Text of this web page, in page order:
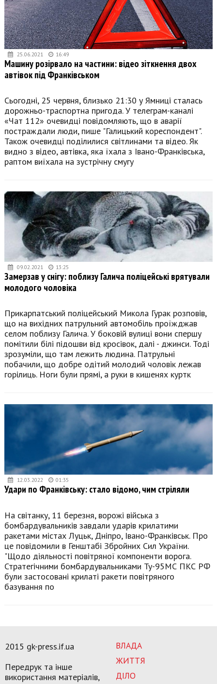
25.06.2021 16:49
Машину розірвало на частини: відео зіткнення двох
автівок під Франківськом
Сьогодні, 25 червня, близько 21:30 у Ямниці сталась
дорожньо-траспортна пригода. У телеграм-каналі
«Чат 112» очевидці повідомляють, що в аварії
постраждали люди, пише "Галицький кореспондент".
Також очевидці поділилися світлинами та відео. Як
видно з відео, автівка, яка їхала з Івано-Франківська,
раптом виїхала на зустрічну смугу
09.02.2021 13:25
Замерзав у снігу: поблизу Галича поліцейські врятували
молодого чоловіка
Прикарпатський поліцейський Микола Гурак розповів,
що на вихідних патрульний автомобіль проїжджав
селом поблизу Галича. У боковій вулиці вони спершу
помітили білі підошви від кросівок, далі - джинси. Тоді
зрозуміли, що там лежить людина. Патрульні
побачили, що добре одітий молодий чоловік лежав
горілиць. Ноги були прямі, а руки в кишенях куртк
12.03.2022 01:35
Удари по Франківську: стало відомо, чим стріляли
На світанку, 11 березня, ворожі війська з
бомбардувальників завдали ударів крилатими
ракетами містах Луцьк, Дніпро, Івано-Франківськ. Про
це повідомили в Генштабі Збройних Сил України.
"Щодо діяльності повітряної компоненти ворога.
Стратегічними бомбардувальниками Ту-95МС ПКС РФ
були застосовані крилаті ракети повітряного
базування по
ВЛАДА
ЖИТТЯ
ДІЛО
2015 gk-press.if.ua
Передрук та інше
використання матеріалів,